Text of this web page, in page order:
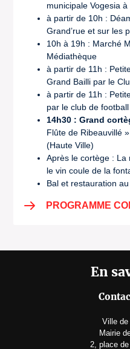
municipale Vogesia
à partir de 10h :
Grand’rue et sur les
10h à 19h : Marché
Médiathèque
à partir de 11h :
Grand Bailli par le
à partir de 11h :
par le club de
14h30 : Grand
Flûte de Ribeauvillé
(Haute Ville)
Après le cortège : La
le vin coule de la
Bal et restauration
PROGRAMME
En
Ville de
Mairie
2, place